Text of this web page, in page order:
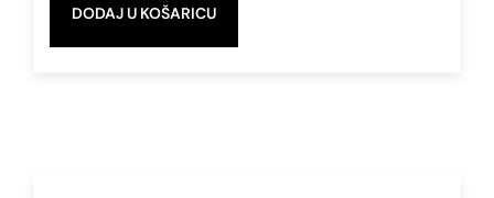
Eau de Parfum
DODAJ U KOŠARICU